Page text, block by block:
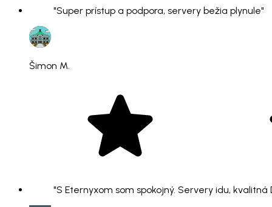
"Super prístup a podpora, servery bežia plynule"
Šimon M.
"S Eternyxom som spokojný. Servery idu,